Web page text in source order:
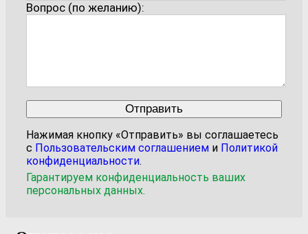
Вопрос (по желанию):
Нажимая кнопку «Отправить» вы соглашаетесь
с Пользовательским соглашением и Политикой
конфиденциальности.
Гарантируем конфиденциальность ваших
персональных данных.